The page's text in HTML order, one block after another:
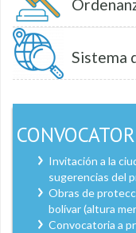
Sistema
Invitación a la
sugerencias del
Obras de
bolívar (altura
Convocatoria a